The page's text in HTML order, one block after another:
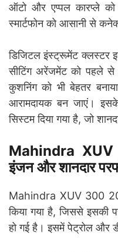
ऑटो और एप्पल कारप्ले
स्मार्टफोन को आसानी से
डिजिटल इंस्ट्रूमेंट क्लस्टर
सीटिंग अरेंजमेंट को पहले से
कुशनिंग को भी बेहतर
आरामदायक बन जाएं।
सिस्टम दिया गया है, जो
Mahindra
इंजन और शानदार
Mahindra XUV 300
किया गया है, जिससे इसकी
हो गई है। इसमें पेट्रोल और